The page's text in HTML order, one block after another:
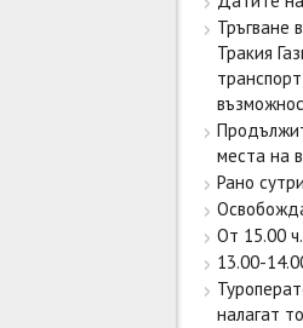
Тръгване
Тракия
места на
Рано
От 15.00
13.00-
налагат